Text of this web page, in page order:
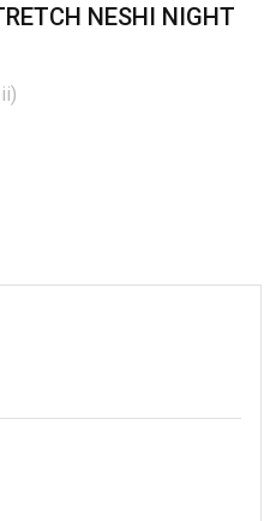
NESHI NIGHT
)